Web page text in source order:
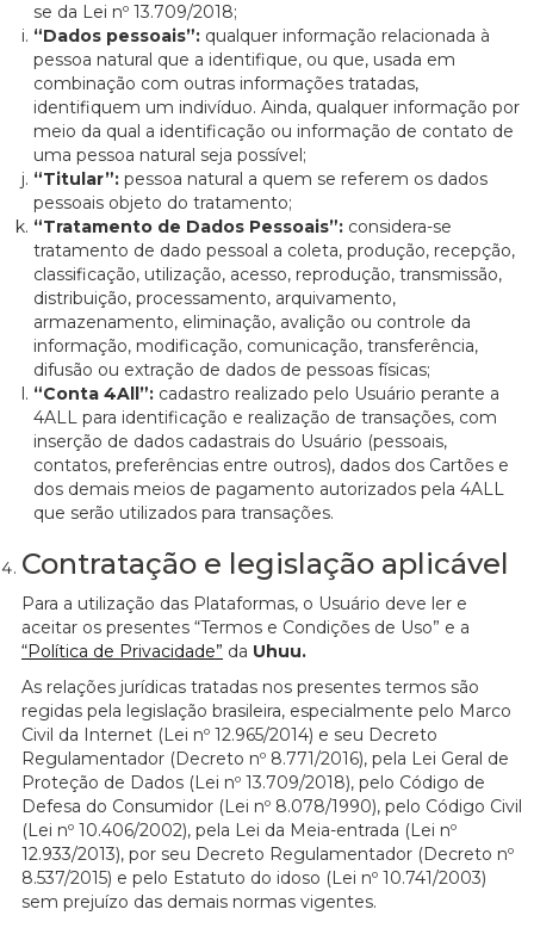
se da Lei nº 13.709/2018;
“Dados pessoais”: qualquer informação relacionada à
pessoa natural que a identifique, ou que, usada em
combinação com outras informações tratadas,
identifiquem um indivíduo. Ainda, qualquer informação por
meio da qual a identificação ou informação de contato de
uma pessoa natural seja possível;
“Titular”: pessoa natural a quem se referem os dados
pessoais objeto do tratamento;
“Tratamento de Dados Pessoais”: considera-se
tratamento de dado pessoal a coleta, produção, recepção,
classificação, utilização, acesso, reprodução, transmissão,
distribuição, processamento, arquivamento,
armazenamento, eliminação, avalição ou controle da
informação, modificação, comunicação, transferência,
difusão ou extração de dados de pessoas físicas;
“Conta 4All”: cadastro realizado pelo Usuário perante a
4ALL para identificação e realização de transações, com
inserção de dados cadastrais do Usuário (pessoais,
contatos, preferências entre outros), dados dos Cartões e
dos demais meios de pagamento autorizados pela 4ALL
que serão utilizados para transações.
Contratação e legislação aplicável
Para a utilização das Plataformas, o Usuário deve ler e
aceitar os presentes “Termos e Condições de Uso” e a
“Política de Privacidade” da Uhuu.
As relações jurídicas tratadas nos presentes termos são
regidas pela legislação brasileira, especialmente pelo Marco
Civil da Internet (Lei nº 12.965/2014) e seu Decreto
Regulamentador (Decreto nº 8.771/2016), pela Lei Geral de
Proteção de Dados (Lei nº 13.709/2018), pelo Código de
Defesa do Consumidor (Lei nº 8.078/1990), pelo Código Civil
(Lei nº 10.406/2002), pela Lei da Meia-entrada (Lei nº
12.933/2013), por seu Decreto Regulamentador (Decreto nº
8.537/2015) e pelo Estatuto do idoso (Lei nº 10.741/2003)
sem prejuízo das demais normas vigentes.